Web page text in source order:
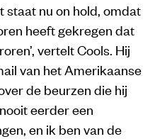
staat nu on hold, omdat
heeft gekregen dat
vertelt Cools. Hij
van het Amerikaanse
de beurzen die hij
eerder een
en ik ben van de